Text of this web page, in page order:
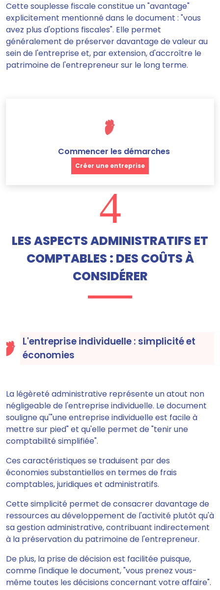
Cette souplesse fiscale constitue un "avantage"
explicitement mentionné dans le document : "vous
avez plus d'options fiscales". Elle permet
généralement de préserver davantage de valeur au
sein de l'entreprise et, par extension, d'accroître le
patrimoine de l'entrepreneur sur le long terme.
Commencer les démarches
Créer une entreprise
4
LES ASPECTS ADMINISTRATIFS ET
COMPTABLES : DES COÛTS À
CONSIDÉRER
L'entreprise individuelle : simplicité et
économies
La légèreté administrative représente un atout non
négligeable de l'entreprise individuelle. Le document
souligne qu'"une entreprise individuelle est facile à
mettre sur pied" et qu'elle permet de "tenir une
comptabilité simplifiée".
Ces caractéristiques se traduisent par des
économies substantielles en termes de frais
comptables, juridiques et administratifs.
Cette simplicité permet de consacrer davantage de
ressources au développement de l'activité plutôt qu'à
sa gestion administrative, contribuant indirectement
à la préservation du patrimoine de l'entrepreneur.
De plus, la prise de décision est facilitée puisque,
comme l'indique le document, "vous prenez vous-
même toutes les décisions concernant votre affaire".